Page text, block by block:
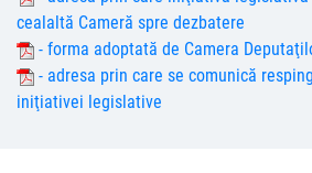
cealaltă Cameră spre dezbatere
- forma adoptată de Camera
- adresa prin care se comunică
iniţiativei legislative